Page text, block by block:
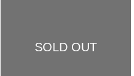
SOLD OUT